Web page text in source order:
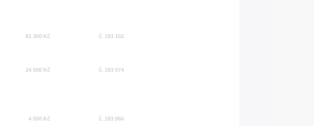
81 300 Kč č. 183 102
24 000 Kč č. 183 074
4 500 Kč č. 183 066